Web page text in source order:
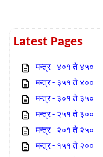
Latest Pages
मन्त्र - ४०१ ते ४५०
मन्त्र - ३५१ ते ४००
मन्त्र - ३०१ ते ३५०
मन्त्र - २५१ ते ३००
मन्त्र - २०१ ते २५०
मन्त्र - १५१ ते २००